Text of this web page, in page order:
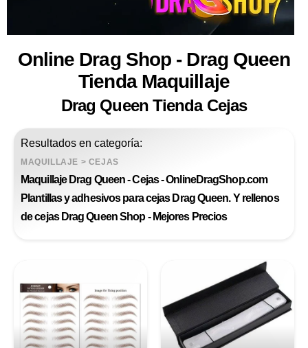
Online Drag Shop - Drag Queen
Tienda Maquillaje
Drag Queen Tienda Cejas
Resultados en categoría:
MAQUILLAJE > CEJAS
Maquillaje Drag Queen - Cejas - OnlineDragShop.com
Plantillas y adhesivos para cejas Drag Queen. Y rellenos
de cejas Drag Queen Shop - Mejores Precios